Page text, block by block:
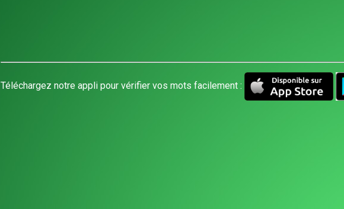
Téléchargez notre appli pour vérifier vos mots facilement :